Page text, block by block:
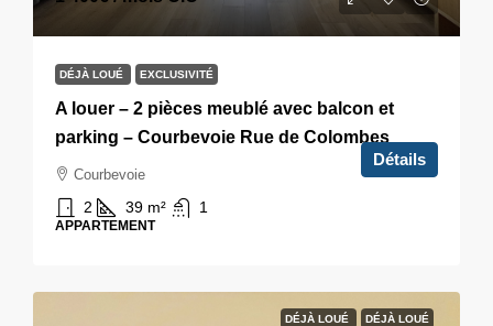
DÉJÀ LOUÉ EXCLUSIVITÉ
A louer – 2 pièces meublé avec balcon et
parking – Courbevoie Rue de Colombes
Courbevoie
2 39 m² 1
APPARTEMENT
Détails
DÉJÀ LOUÉ DÉJÀ LOUÉ